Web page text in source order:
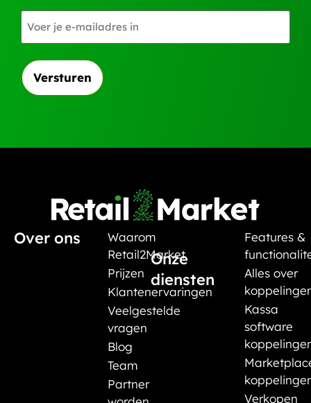
mailadres
Over ons
Waarom
Retail2Market
Prijzen
Klantenervaringen
Veelgestelde
vragen
Blog
Team
Partner
Onze
diensten
Features &
Alles over
Kassa
software
Verkopen